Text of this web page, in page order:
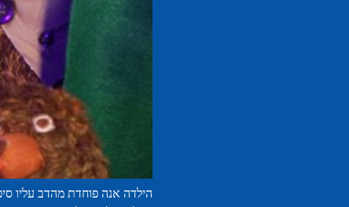
הילדה אנה פוחדת מהדב עליו